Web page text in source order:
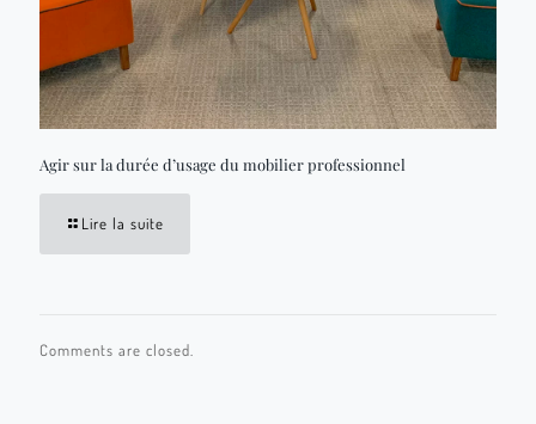
Agir sur la durée d’usage du mobilier professionnel
Lire la suite
Comments are closed.